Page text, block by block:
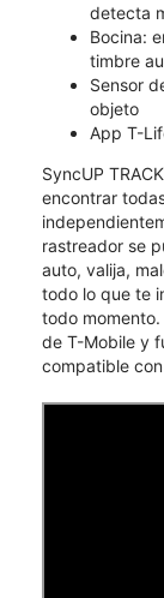
detecta
Bocina:
timbre
Sensor
objeto
App T-
SyncUP
encontrar
rastreador se
auto, valija,
todo lo que te
todo momento.
de T-Mobile y
compatible